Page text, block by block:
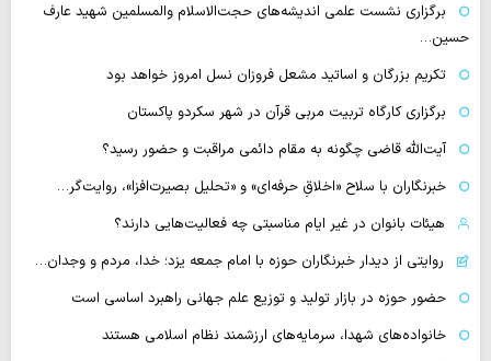
برگزاری نشست علمی اندیشه‌های حجت‌الاسلام والمسلمین شهید عارف
حسین…
تکریم بزرگان و اساتید مشعل فروزان نسل امروز خواهد بود
برگزاری کارگاه تربیت مربی قرآن در شهر سکردو پاکستان
آیت‌الله قاضی چگونه به مقام دائمی مراقبت و حضور رسید؟
خبرنگاران با سلاح «اخلاقِ حرفه‌ای» و «تحلیل بصیرت‌افزا»، روایت‌گر…
هیئات بانوان در غیر ایام مناسبتی چه فعالیت‌هایی دارند؟
روایتی از دیدار خبرنگاران حوزه با امام جمعه یزد؛ خدا، مردم و وجدان…
حضور حوزه در بازار تولید و توزیع علم جهانی راهبرد اساسی است
خانواده‌های شهدا، سرمایه‌های ارزشمند نظام اسلامی هستند